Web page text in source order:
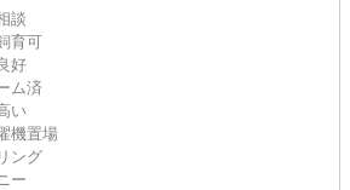
談
育可
好
ム済
い
機置場
ング
ー